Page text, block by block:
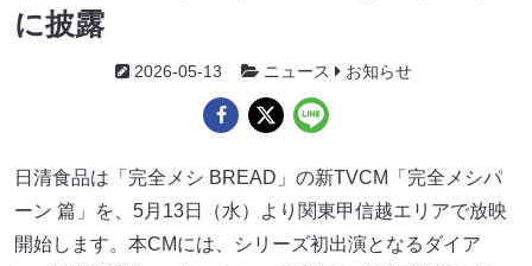
に披露
2026-05-13 ニュース お知らせ
日清食品は「完全メシ BREAD」の新TVCM「完全メシパ
ーン 篇」を、5月13日（水）より関東甲信越エリアで放映
開始します。本CMには、シリーズ初出演となるダイア